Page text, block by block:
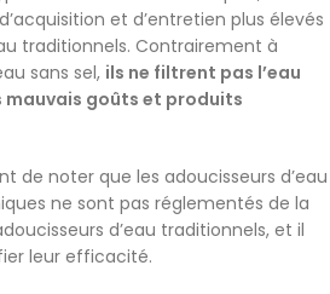
et d’entretien plus élevés
traditionnels. Contrairement à
sans sel, ils ne filtrent pas l’eau
mauvais goûts et produits
de noter que les adoucisseurs d’eau
ne sont pas réglementés de la
d’eau traditionnels, et il
leur efficacité.